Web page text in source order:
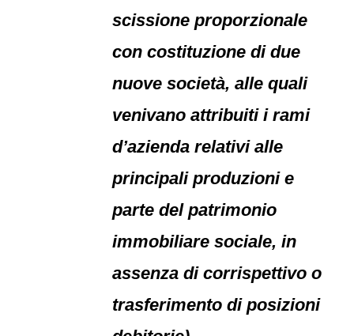
scissione proporzionale
con costituzione di due
nuove società, alle quali
venivano attribuiti i rami
d’azienda relativi alle
principali produzioni e
parte del patrimonio
immobiliare sociale, in
assenza di corrispettivo o
trasferimento di posizioni